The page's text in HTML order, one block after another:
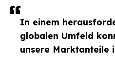
In einem
globalen Umfeld
unsere Marktanteile